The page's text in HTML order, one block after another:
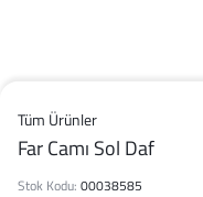
Tüm Ürünler
Far Camı Sol Daf
Stok Kodu: 00038585